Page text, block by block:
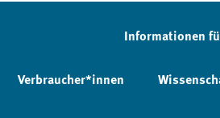
Informationen
Verbraucher*innen